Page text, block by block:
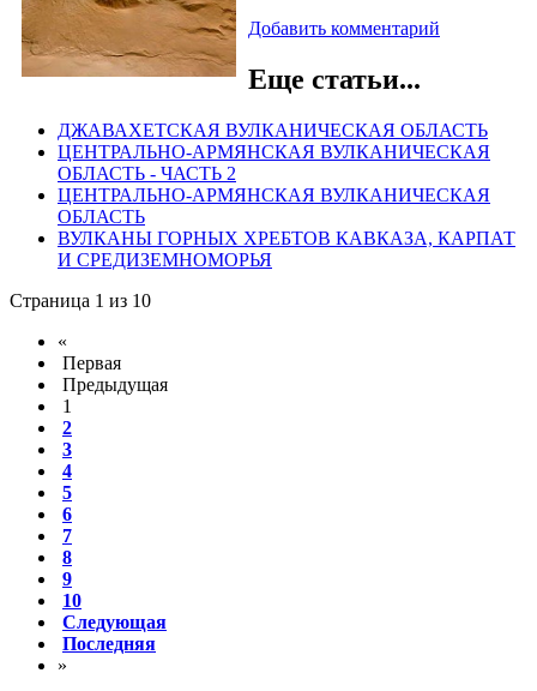
Добавить комментарий
Еще статьи...
ДЖАВАХЕТСКАЯ ВУЛКАНИЧЕСКАЯ ОБЛАСТЬ
ЦЕНТРАЛЬНО-АРМЯНСКАЯ ВУЛКАНИЧЕСКАЯ
ОБЛАСТЬ - ЧАСТЬ 2
ЦЕНТРАЛЬНО-АРМЯНСКАЯ ВУЛКАНИЧЕСКАЯ
ОБЛАСТЬ
ВУЛКАНЫ ГОРНЫХ ХРЕБТОВ КАВКАЗА, КАРПАТ
И СРЕДИЗЕМНОМОРЬЯ
Страница 1 из 10
«
Первая
Предыдущая
1
2
3
4
5
6
7
8
9
10
Следующая
Последняя
»